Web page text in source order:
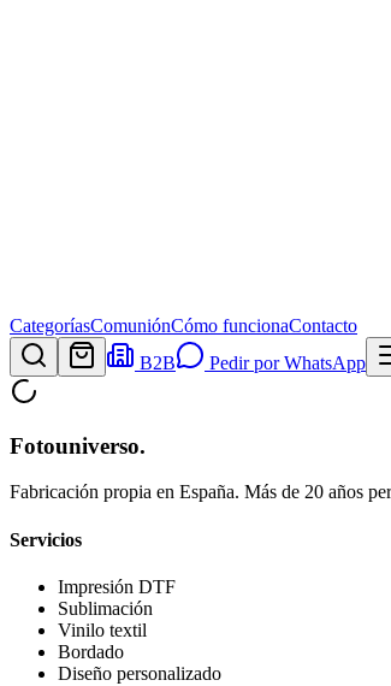
CategoríasComuniónCómo funcionaContacto
B2B
Pedir por WhatsApp
Fotouniverso.
Fabricación propia en España. Más de 20 años
Servicios
Impresión DTF
Sublimación
Vinilo textil
Bordado
Diseño personalizado